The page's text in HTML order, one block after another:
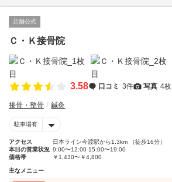
店舗公式
Ｃ・Ｋ接骨院
3.58 口コミ 3件 写真 4枚
接骨・整骨 鍼灸
駐車場有
アクセス
日本ライン今渡駅から1.3km （徒歩16分）
本日の営業状況 9:00〜12:00 15:00〜19:00
価格帯
￥1,430〜￥4,800
主なメニュー